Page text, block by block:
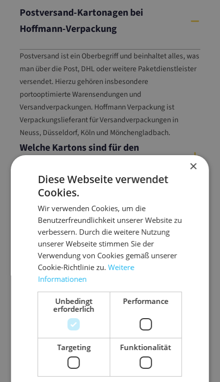
Postversand-Kartonagen bei
Hoffmann-Verpackung
Postversand ist ein Oberbegriff und beinhaltet alles, was
man über die Post, DHL oder weitere Paketdienstleister
versendet. Hierzu gehören insbesondere
portooptimierte Warensendungen und
Versandverpackungen. Hoffmann Verpackung ist
Verpackungslieferant für Versandverpackungen in
Neuss, Düsseldorf, Köln und Mönchengladbach.
Welche Kartons sind für den
Kartonagen nach Maß
Luftpolstertaschen für den Versand
Postversandkartons - Maxibrief ist
das größte Format und Maxibrief Plus
Postversandkartons in allen Größen
Tipps zum Packen von Versandkartons
Häufig gestellte Fragen zu
PostversandkartonsWorauf muss ich
×
Diese Webseite verwendet
Cookies.
Wir verwenden Cookies, um die
Benutzerfreundlichkeit unserer Website zu
verbessern. Durch die weitere Nutzung
unserer Webseite stimmen Sie der
Verwendung von Cookies gemäß unserer
Cookie-Richtlinie zu.Weitere
Informationen
Unbedingt
erforderlich
Performance
Targeting Funktionalität